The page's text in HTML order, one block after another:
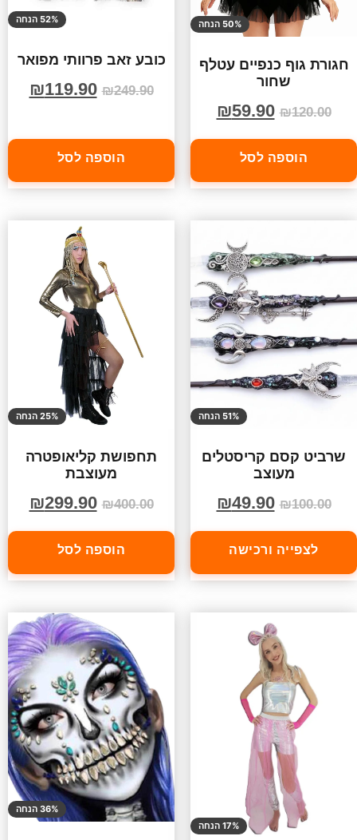
50% הנחה
חגורת גוף כנפיים עטלף
שחור
₪120.00
₪59.90
הוספה לסל
52% הנחה
כובע זאב פרוותי מפואר
₪249.90
₪119.90
הוספה לסל
51% הנחה
שרביט קסם קריסטלים
מעוצב
₪100.00
₪49.90
לצפייה ורכישה
25% הנחה
תחפושת קליאופטרה
מעוצבת
₪400.00
₪299.90
הוספה לסל
17% הנחה
36% הנחה